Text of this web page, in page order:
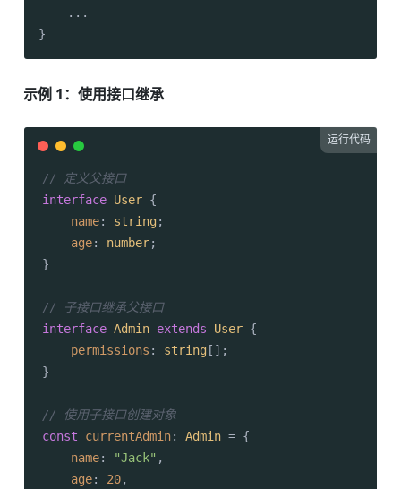
    ...
}
示例 1：使用接口继承
运行代码
// 定义父接口
interface User {
name: string;
age: number;
}
// 子接口继承父接口
interface Admin extends User {
permissions : string [];
}
// 使用子接口创建对象
const
currentAdmin: Admin = {
name: "Jack" ,
age: 20,